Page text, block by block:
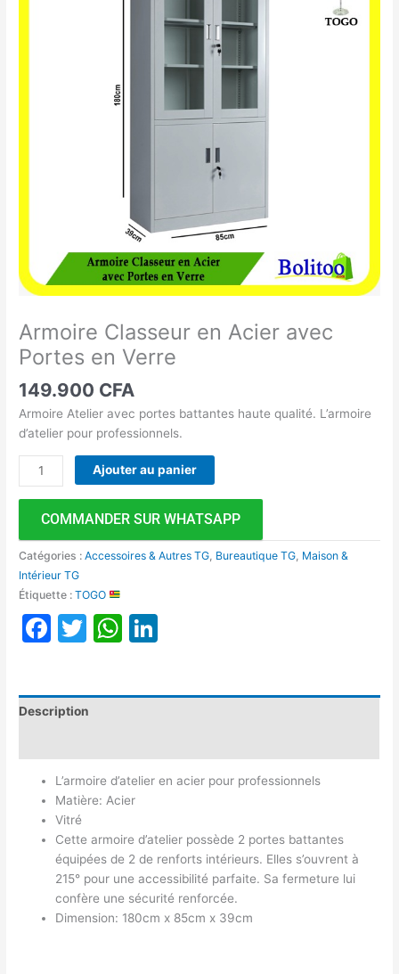
Armoire Classeur en Acier avec
Portes en Verre
149.900 CFA
Armoire Atelier avec portes battantes haute qualité. L’armoire
d’atelier pour professionnels.
Ajouter au panier
COMMANDER SUR WHATSAPP
Catégories :Accessoires & Autres TG Bureautique TG Maison &
Intérieur TG
Étiquette :TOGO
Facebook
TwitterWhatsApp
Description
L’armoire d’atelier en acier pour professionnels
Matière: Acier
Vitré
Cette armoire d’atelier possède 2 portes battantes
équipées de 2 de renforts intérieurs. Elles s’ouvrent à
215° pour une accessibilité parfaite. Sa fermeture lui
confère une sécurité renforcée.
Dimension: 180cm x 85cm x 39cm